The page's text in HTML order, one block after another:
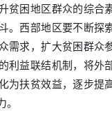
贫困地区群众的综合
。西部地区要不断探
需求，扩大贫困群众
利益联结机制，将外
为扶贫效益，逐步提